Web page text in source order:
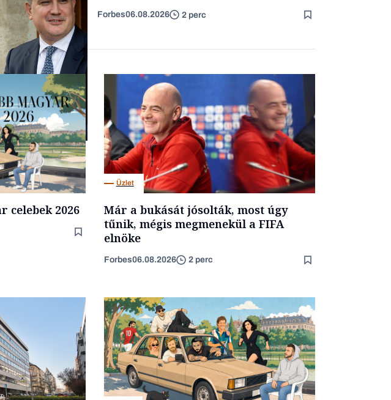
Forbes-sztori
Elszámoltatás
Forbes06.08.2026 2 perc
celebek 2026
Üzlet
Már a bukását jósolták, most úgy
tűnik, mégis megmenekül a FIFA
elnöke
Forbes06.08.2026 2 perc